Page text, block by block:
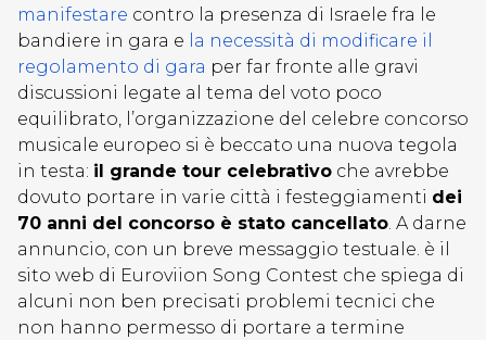
manifestare contro la presenza di Israele fra le
bandiere in gara e la necessità di modificare il
regolamento di gara per far fronte alle gravi
discussioni legate al tema del voto poco
equilibrato, l’organizzazione del celebre concorso
musicale europeo si è beccato una nuova tegola
in testa: il grande tour celebrativo che avrebbe
dovuto portare in varie città i festeggiamenti dei
70 anni del concorso è stato cancellato. A darne
annuncio, con un breve messaggio testuale. è il
sito web di Euroviion Song Contest che spiega di
alcuni non ben precisati problemi tecnici che
non hanno permesso di portare a termine